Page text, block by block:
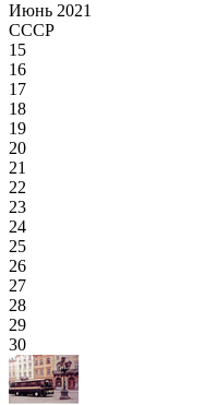
Июнь 2021
СССР
15
16
17
18
19
20
21
22
23
24
25
26
27
28
29
30